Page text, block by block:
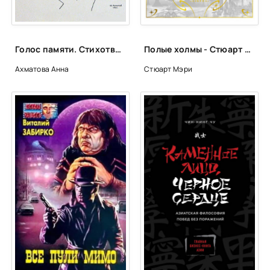
Голос памяти. Стихотворения и поэмы - Анна Ахматова
Ахматова Анна
Полые холмы - Стюарт Мэри
Стюарт Мэри